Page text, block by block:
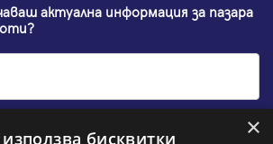
актуална информация за пазара
×
бисквитки